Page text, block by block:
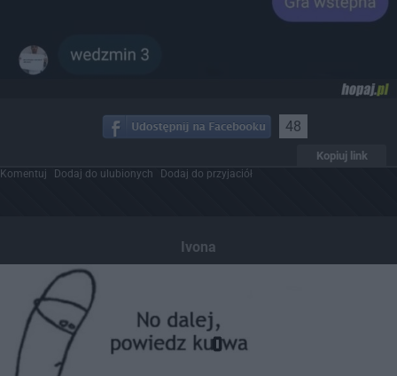
48
Kopiuj link
Komentuj Dodaj do ulubionych Dodaj do przyjaciół
Ivona